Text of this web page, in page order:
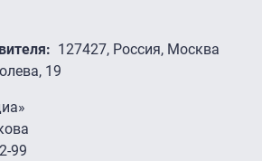
127427, Россия, Москва
19
99